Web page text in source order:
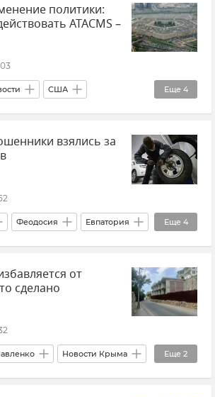
политики:
ATACMS –
Еще 4
США
Украина Россия
оружия Украиневзялись за
Еще 4
Феодосия Евпатория
МВД по Республике Крым
от
сделано
Еще 2
Новости Крыма
Благоустройство